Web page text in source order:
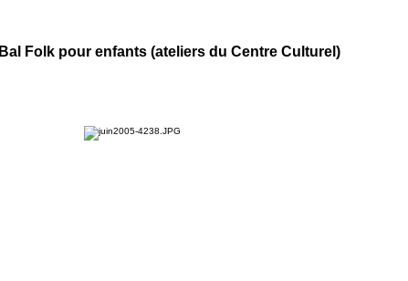
Bal Folk pour enfants (ateliers du Centre Culturel)